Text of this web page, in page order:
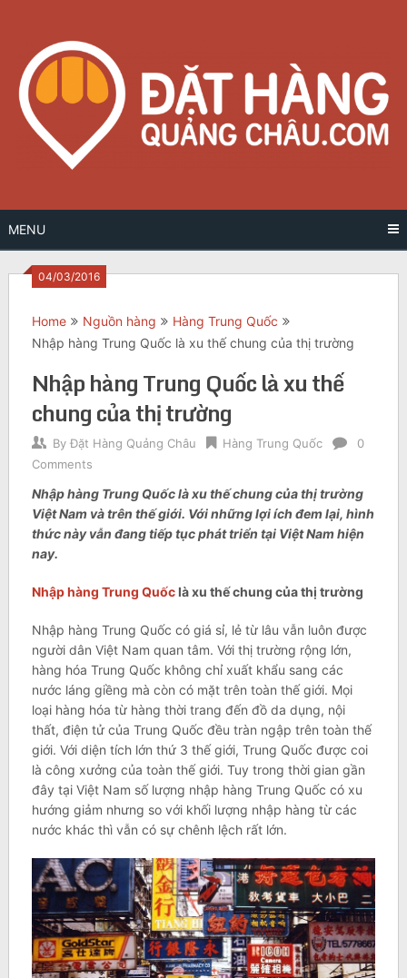
content
MENU
04/03/2016
Home Nguồn hàng
Hàng Trung Quốc
Nhập hàng Trung Quốc là xu thế chung của thị trường
Nhập hàng Trung Quốc là xu thế
chung của thị trường
By Đặt Hàng Quảng Châu Hàng Trung Quốc
0
Comments
Nhập hàng Trung Quốc là xu thế chung của thị trường
Việt Nam và trên thế giới. Với những lợi ích đem lại, hình
thức này vẫn đang tiếp tục phát triển tại Việt Nam hiện
nay.
Nhập hàng Trung Quốclà xu thế chung của thị trường
Nhập hàng Trung Quốc có giá sỉ, lẻ từ lâu vẫn luôn được
người dân Việt Nam quan tâm. Với thị trường rộng lớn,
hàng hóa Trung Quốc không chỉ xuất khẩu sang các
nước láng giềng mà còn có mặt trên toàn thế giới. Mọi
loại hàng hóa từ hàng thời trang đến đồ da dụng, nội
thất, điện tử của Trung Quốc đều tràn ngập trên toàn thế
giới. Với diện tích lớn thứ 3 thế giới, Trung Quốc được coi
là công xưởng của toàn thế giới. Tuy trong thời gian gần
đây tại Việt Nam số lượng nhập hàng Trung Quốc có xu
hướng giảm nhưng so với khối lượng nhập hàng từ các
nước khác thì vẫn có sự chênh lệch rất lớn.